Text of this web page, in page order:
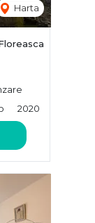
Harta
2020